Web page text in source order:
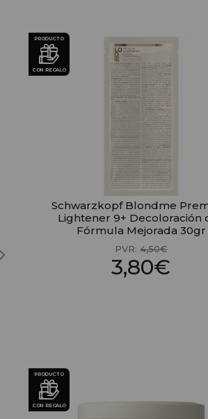
PRODUCTO
CON REGALO
Schwarzkopf Blondme
Lightener 9+ Decoloración
Fórmula Mejorada 30gr
PVR:4,50€
3,80€
PRODUCTO
CON REGALO